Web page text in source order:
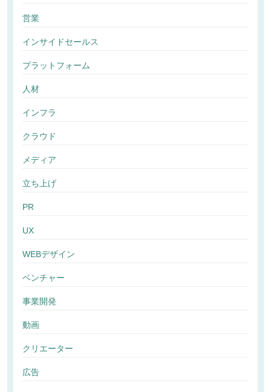
営業
インサイドセールス
プラットフォーム
人材
インフラ
クラウド
メディア
立ち上げ
PR
UX
WEBデザイン
ベンチャー
事業開発
動画
クリエーター
広告